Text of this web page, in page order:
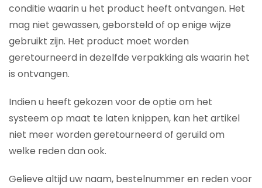
conditie waarin u het product heeft ontvangen. Het
mag niet gewassen, geborsteld of op enige wijze
gebruikt zijn. Het product moet worden
geretourneerd in dezelfde verpakking als waarin het
is ontvangen.
Indien u heeft gekozen voor de optie om het
systeem op maat te laten knippen, kan het artikel
niet meer worden geretourneerd of geruild om
welke reden dan ook.
Gelieve altijd uw naam, bestelnummer en reden voor